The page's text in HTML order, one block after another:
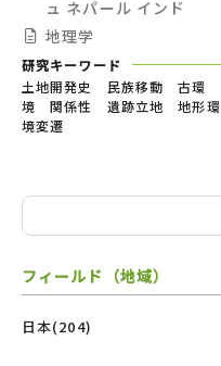
ュ ネパール インド
地理学
研究キーワード
土地開発史 民族移動 古環
境 関係性 遺跡立地 地形環
境変遷
フィールド（地域）
日本(204)